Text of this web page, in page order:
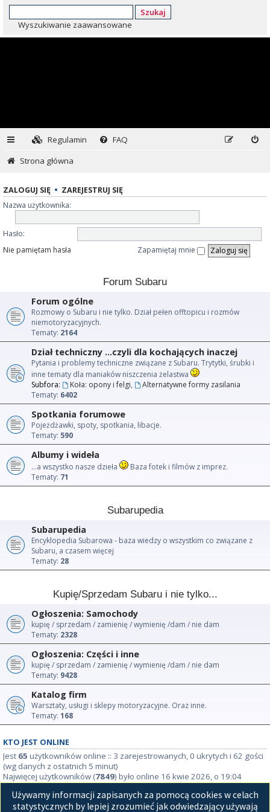
Szukaj
Wyszukiwanie zaawansowane
Regulamin
FAQ
Strona główna
ZALOGUJ SIĘ • ZAREJESTRUJ SIĘ
Nazwa użytkownika:
Hasło:
Nie pamiętam hasła
Zapamiętaj mnie
Forum Subaru
Forum ogólne
Rozmowy o Subaru i nie tylko. Dział pełen offtopicu i rozmów
niemotoryzacyjnych.
Tematy: 2164
Dział techniczny ...czyli dla kochających inaczej
Pytania i problemy techniczne związane z Subaru. Trytytki, śrubki i
inne tematy dla maniaków niszczenia żelastwa
Subfora:
Koła: opony i felgi,
Alternatywne formy zasilania
Tematy: 6402
Spotkania forumowe
Pojeżdżawki, spoty, spotkania, libacje.
Tematy: 590
Albumy i wideła
...a wszystko nasze dzieła
Baza fotek i filmów z imprez.
Tematy: 71
Subarupedia
Subarupedia
Encyklopedia Subarowa - baza wiedzy o wszystkim co związane z
Subaru, a czasem więcej
Tematy: 28
Kupię/Sprzedam Subaru i nie tylko...
Ogłoszenia: Samochody
kupię / sprzedam / zamienię / wymienię /dam / nie dam
Tematy: 2328
Ogłoszenia: Części i inne
kupię / sprzedam / zamienię / wymienię /dam / nie dam
Tematy: 9428
Katalog firm
Warsztaty, usługi i sklepy motoryzacyjne. Oraz inne.
Tematy: 168
KTO JEST ONLINE
Jest 65 użytkowników online :: 3 zarejestrowanych, 0 ukrytych i 62 gości
(wg danych z ostatnich 5 minut)
Najwięcej użytkowników (7849) było online 16 kwie 2026, o 19:04
STATYSTYKI
Używamy informacji zapisanych za pomocą cookies w celach
statystycznych by lepiej zrozumieć jak odwiedzający używają